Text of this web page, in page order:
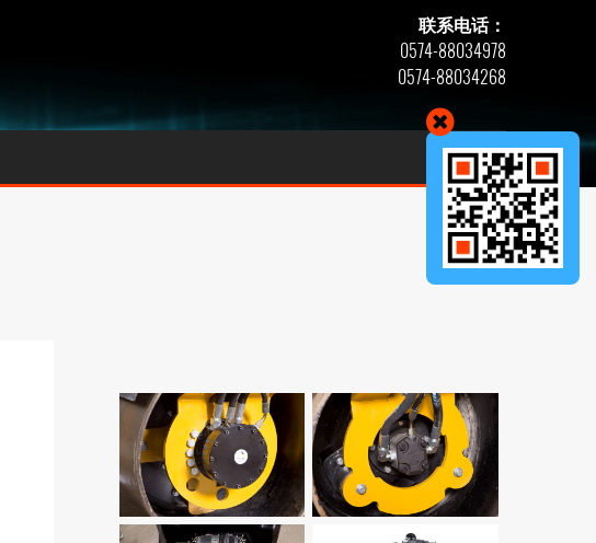
联系电话：
0574-88034978
0574-88034268